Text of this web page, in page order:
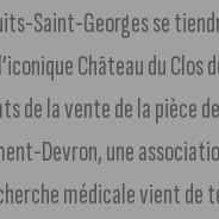
Saint-Georges se
Château du Clos
de la vente de la pièce
Devron, une
médicale vient de